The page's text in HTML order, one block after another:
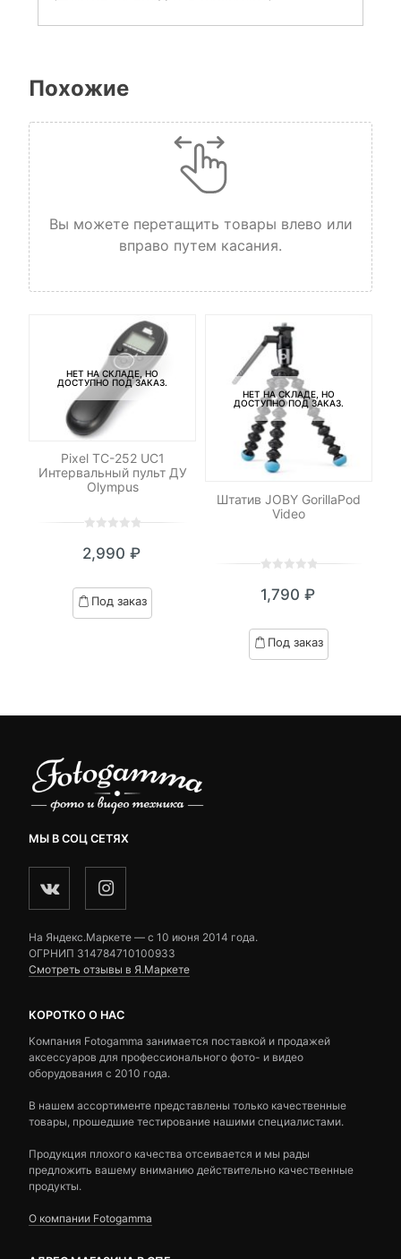
Похожие
Вы можете перетащить товары влево или
вправо путем касания.
НЕТ НА СКЛАДЕ, НО
ДОСТУПНО ПОД ЗАКАЗ.
Pixel TC-252 UC1
Интервальный пульт ДУ
Olympus
out
based
on
2,990 ₽
Под заказ
НЕТ НА СКЛАДЕ, НО
ДОСТУПНО ПОД ЗАКАЗ.
Штатив JOBY GorillaPod
Video
out
based
on
1,790 ₽
Под заказ
МЫ В СОЦ СЕТЯХ
На Яндекс.Маркете — c 10 июня 2014 года.
ОГРНИП 314784710100933
Смотреть отзывы в Я.Маркете
КОРОТКО О НАС
Компания Fotogamma занимается поставкой и продажей
аксессуаров для профессионального фото- и видео
оборудования с 2010 года.
В нашем ассортименте представлены только качественные
товары, прошедшие тестирование нашими специалистами.
Продукция плохого качества отсеивается и мы рады
предложить вашему вниманию действительно качественные
продукты.
О компании Fotogamma